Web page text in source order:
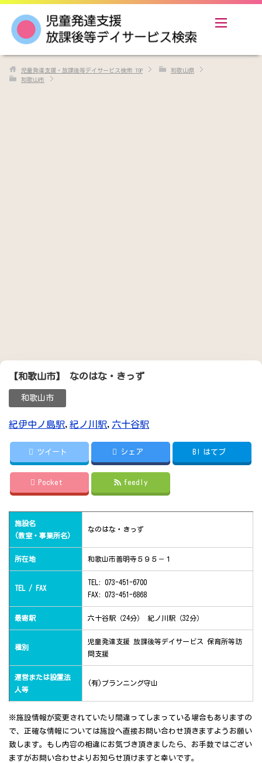
児童発達支援・放課後等デイサービス検索 TOP
和歌山県
和歌山市
【和歌山市】 なのはな・きっず
和歌山市
紀伊中ノ島駅, 紀ノ川駅, 六十谷駅
ツイート シェア B! はてブ
Pocket feedly
施設名
(教室・事業所名)
なのはな・きっず
所在地 和歌山市善明寺５９５－１
TEL / FAX
TEL: 073-451-6700
FAX: 073-451-6868
最寄駅 六十谷駅（24分） 紀ノ川駅（32分）
種別
児童発達支援 放課後等デイサービス 保育所等訪
問支援
運営または設置法
人等
(有)プランニング守山
※施設情報が変更されていたり間違ってしまっている場合もありますの
で、正確な情報については施設へ直接お問い合わせ頂きますようお願い
致します。もし内容の相違にお気づき頂きましたら、お手数ではござい
ますがお問い合わせよりお知らせ頂けますと幸いです。